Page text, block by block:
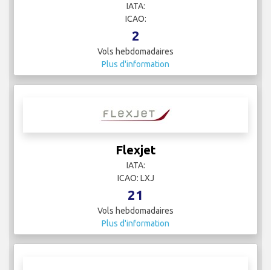
IATA:
ICAO:
2
Vols hebdomadaires
Plus d'information
Flexjet
IATA:
ICAO: LXJ
21
Vols hebdomadaires
Plus d'information